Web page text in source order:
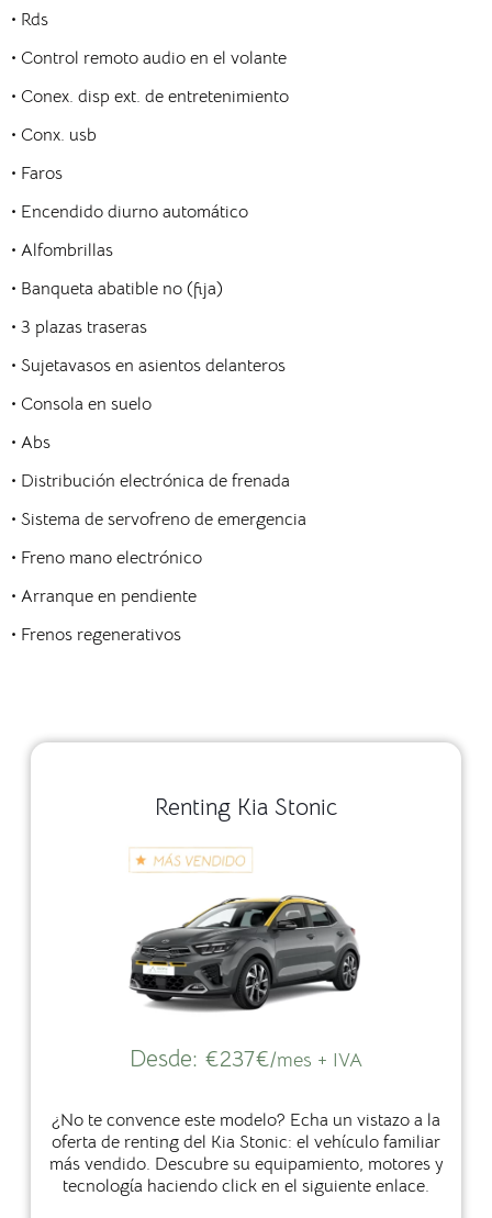
• Rds
• Control remoto audio en el volante
• Conex. disp ext. de entretenimiento
• Conx. usb
• Faros
• Encendido diurno automático
• Alfombrillas
• Banqueta abatible no (fija)
• 3 plazas traseras
• Sujetavasos en asientos delanteros
• Consola en suelo
• Abs
• Distribución electrónica de frenada
• Sistema de servofreno de emergencia
• Freno mano electrónico
• Arranque en pendiente
• Frenos regenerativos
Renting Kia Stonic
Desde: €237€/mes + IVA
¿No te convence este modelo? Echa un vistazo a la
oferta de renting del Kia Stonic: el vehículo familiar
más vendido. Descubre su equipamiento, motores y
tecnología haciendo click en el siguiente enlace.